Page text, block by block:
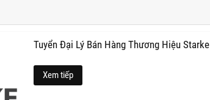
Tuyển Đại Lý Bán Hàng Thương Hiệu Starke
Xem tiếp